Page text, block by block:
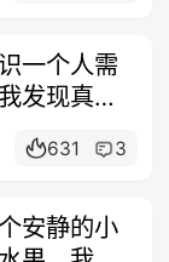
一个人需
发现真正
631 3
安静的小